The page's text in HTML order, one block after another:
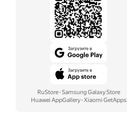
RuStore· Samsung Galaxy Store
Huawei AppGallery· Xiaomi GetApps